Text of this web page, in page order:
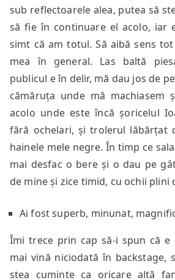
sub reflectoarele alea, putea să
să fie în continuare el acolo, iar
simt că am totul. Să aibă sens
mea în general. Las baltă
publicul e în delir, mă dau jos de
cămăruța unde mă machiasem
acolo unde este încă șoricelul
fără ochelari, și trolerul lăbărțat
hainele mele negre. În timp ce
mai desfac o bere și o dau pe
de mine și zice timid, cu ochii plini
Ai fost superb, minunat,
Îmi trece prin cap să-i spun că
mai vină niciodată în backstage,
stea cuminte ca oricare altă